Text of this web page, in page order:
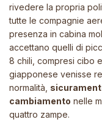
rivedere la propria
tutte le compagnie
presenza in cabina
accettano quelli di
8 chili, compresi cibo
giapponese venisse
normalità,
cambiamento nelle
quattro zampe.